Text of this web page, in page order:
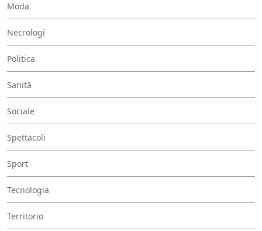
Moda
Necrologi
Politica
Sanità
Sociale
Spettacoli
Sport
Tecnologia
Territorio